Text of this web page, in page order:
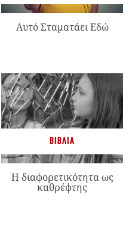
Αυτό Σταματάει Εδώ
ΒΙΒΛΊΑ
Η διαφορετικότητα ως
καθρέφτης